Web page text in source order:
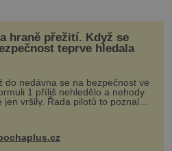
hraně přežití. Když se
teprve hledala
do nedávna se na bezpečnost ve
1 příliš nehledělo a nehody
jen vršily. Řada pilotů to poznala
vlastní kůži, často s trvalými
nebo bohužel i ztrátou
Dnes nepochopiteln...